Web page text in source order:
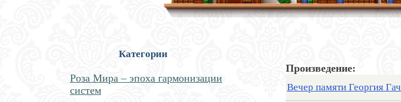
Категории
Роза Мира – эпоха гармонизации
систем
Произведение:
Вечер памяти Георгия